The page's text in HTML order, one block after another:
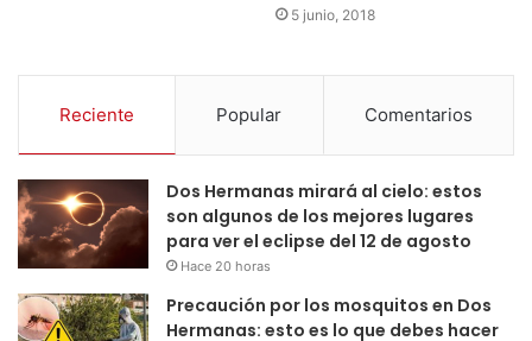
5 junio, 2018
Reciente Popular Comentarios
Dos Hermanas mirará al cielo: estos
son algunos de los mejores lugares
para ver el eclipse del 12 de agosto
Hace 20 horas
Precaución por los mosquitos en Dos
Hermanas: esto es lo que debes hacer